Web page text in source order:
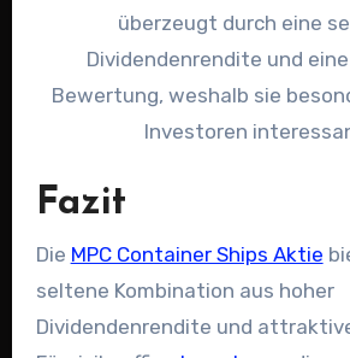
überzeugt durch eine
Dividendenrendite und
Bewertung, weshalb sie
Investoren
Fazit
Die MPC Container Ships Aktie
seltene Kombination aus hoher
Dividendenrendite und